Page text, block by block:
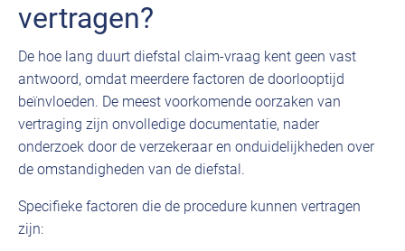
vertragen?
De hoe lang duurt diefstal claim-vraag kent geen vast
antwoord, omdat meerdere factoren de doorlooptijd
beïnvloeden. De meest voorkomende oorzaken van
vertraging zijn onvolledige documentatie, nader
onderzoek door de verzekeraar en onduidelijkheden over
de omstandigheden van de diefstal.
Specifieke factoren die de procedure kunnen vertragen
zijn: